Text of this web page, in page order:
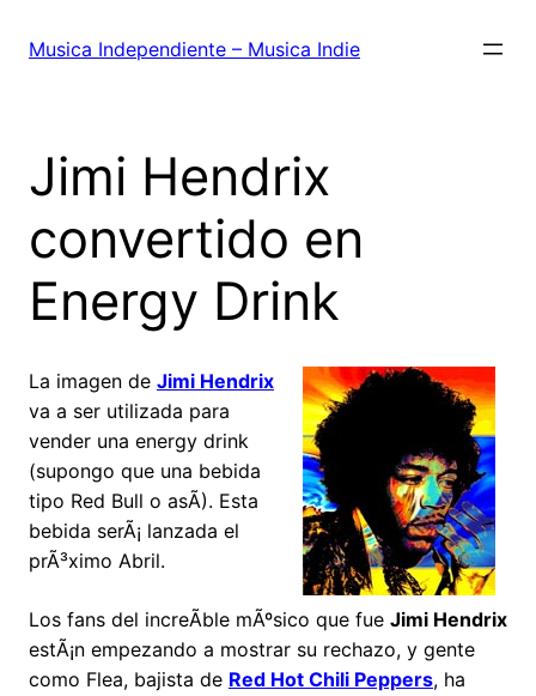
Musica Independiente – Musica Indie
Jimi Hendrix
convertido en
Energy Drink
La imagen de Jimi Hendrix
va a ser utilizada para
vender una energy drink
(supongo que una bebida
tipo Red Bull o asÃ­). Esta
bebida serÃ¡ lanzada el
prÃ³ximo Abril.
Los fans del increÃ­ble mÃºsico que fue Jimi Hendrix
estÃ¡n empezando a mostrar su rechazo, y gente
como Flea, bajista de Red Hot Chili Peppers, ha